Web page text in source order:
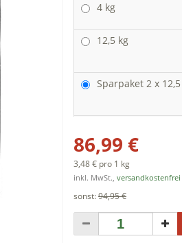
4 kg
12,5 kg
Sparpaket 2 x
86,99 €
3,48 € pro 1 kg
inkl. MwSt., versandkostenfrei
sonst:94,95 €